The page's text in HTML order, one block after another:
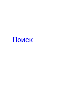
Поиск